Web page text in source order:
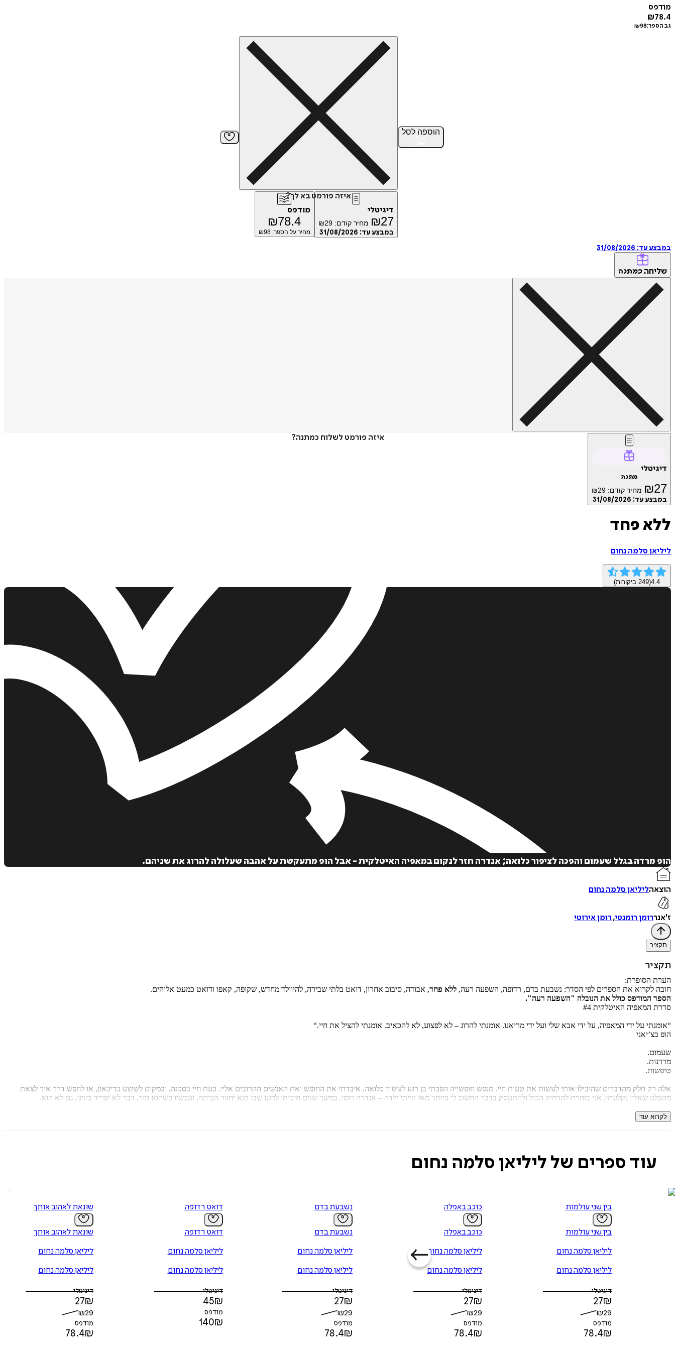
מודפס
₪78.4
גב הספר: ₪98
הוספה לסל
איזה פורמט בא לך?
דיגיטלי
₪27 מחיר קודם: ₪29
במבצע עד: 31/08/2026
מודפס
₪78.4
מחיר על הספר: ₪98
במבצע עד: 31/08/2026
שליחה כמתנה
איזה פורמט לשלוח כמתנה?
דיגיטלי
מתנה
₪27 מחיר קודם: ₪29
במבצע עד: 31/08/2026
הוספה
ללא פחד
ליליאן סלמה נחום
4.4
(
249 ביקורות)
הופ מרדה בגלל שעמום והפכה לציפור כלואה; אנדרה חזר לנקום במאפיה האיטלקית - אבל הופ מתעקשת על אהבה שעלולה להרוג את שניהם.
הוצאהליליאן סלמה נחום
ז'אנררומן רומנטי,רומן אירוטי
תקציר
תקציר
הערת הסופרת:
חובה לקרוא את הספרים לפי הסדר: נשבעת בדם, רדופה, השפעה רעה, ללא פחד, אבודה, סיבוב אחרון, דואט בלתי שבירה, להיוולד מחדש, שקופה, קאפו ודואט כמעט אלוהים.
הספר המודפס כולל את הנובלה "השפעה רעה".
סדרת המאפיה האיטלקית #4
“אומנתי על ידי המאפיה, על ידי אבא שלי ועל ידי מריאנו. אומנתי להרוג – לא לפצוע, לא להכאיב. אומנתי להציל את חיי.“
הופ בצ’יאני
שעמום.
מרדנות.
טיפשות.
אלה רק חלק מהדברים שהובילו אותי לעשות את טעות חיי. מנפש חופשייה הפכתי בן רגע לציפור כלואה. איבדתי את החופש ואת האנשים הקרובים אליי. כעת חיי בסכנה, ובמקום לשקוע בדיכאון, או לחפש דרך איך לצאת
מהבלגן שאליו נקלעתי, אני בוחרת להדחיק הכול ולהתעסק בדבר החשוב לי ביותר מאז הייתי ילדה – אנדרה רוסי. במשך שנים חיכיתי לרגע שבו הוא יחזור הביתה, ועכשיו כשהוא חזר, דבר לא יפריד בינינו, גם לא הוא.
“אני מבטיח, לא יישאר זכר למשפחת רוסי או למאפיה האיטלקית בשיקגו.”
אנדרה רוסי
רצון לנקמה.
אימא שלי.
לא ציפיתי לפגוש את הופ, ועכשיו איני מצליח להיפטר ממנה.
הופ מתעקשת על עתיד שלא יקרה. היא אינה יודעת עדיין, אך מהרגע שבו החלטתי לבגוד במאפיה, אני אדם מת.
לקרוא עוד
עוד ספרים של ליליאן סלמה נחום
בין שני עולמות
בין שני עולמות
ליליאן סלמה נחום
ליליאן סלמה נחום
דיגיטלי
27₪
₪29
מודפס
78.4₪
כוכב באפלה
כוכב באפלה
ליליאן סלמה נחום
ליליאן סלמה נחום
דיגיטלי
27₪
₪29
מודפס
78.4₪
נשבעת בדם
נשבעת בדם
ליליאן סלמה נחום
ליליאן סלמה נחום
דיגיטלי
27₪
₪29
מודפס
78.4₪
דואט רדופה
דואט רדופה
ליליאן סלמה נחום
ליליאן סלמה נחום
דיגיטלי
45₪
מודפס
140₪
שונאת לאהוב אותך
שונאת לאהוב אותך
ליליאן סלמה נחום
ליליאן סלמה נחום
דיגיטלי
27₪
₪29
מודפס
78.4₪